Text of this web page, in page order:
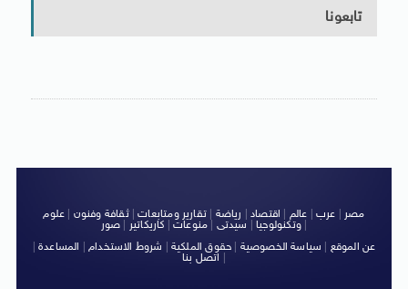
تابعونا
مصر عرب عالم اقتصاد رياضة |تقارير ومتابعات|ثقافة وفنون
علوم
وتكنولوجيا| سيدتى منوعات كاريكاتير صور
|
عن الموقع
سياسة الخصوصية حقوق الملكية شروط الاستخدام| المساعدة|
اتصل بنا